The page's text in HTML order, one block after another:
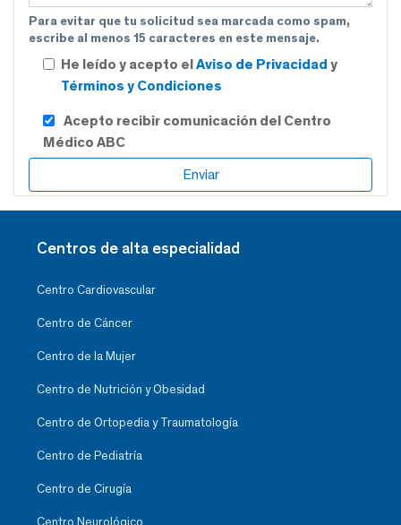
Para evitar que tu solicitud sea marcada como spam,
escribe al menos 15 caracteres en este mensaje.
He leído y acepto elAviso de Privacidad y
Términos y Condiciones
Acepto recibir comunicación del Centro
Médico ABC
Centros de alta especialidad
Centro Cardiovascular
Centro de Cáncer
Centro de la Mujer
Centro de Nutrición y Obesidad
Centro de Ortopedia y Traumatología
Centro de Pediatría
Centro de Cirugía
Centro Neurológico